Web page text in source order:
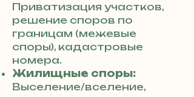
Приватизация участков,
решение споров по
границам (межевые
споры), кадастровые
номера.
Жилищные споры:
Выселение/вселение,